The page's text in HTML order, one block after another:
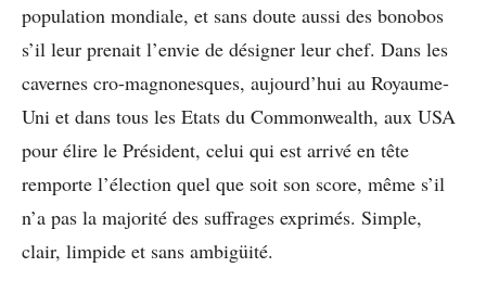
population mondiale, et sans doute aussi des bonobos
s’il leur prenait l’envie de désigner leur chef. Dans les
cavernes cro-magnonesques, aujourd’hui au Royaume-
Uni et dans tous les Etats du Commonwealth, aux USA
pour élire le Président, celui qui est arrivé en tête
remporte l’élection quel que soit son score, même s’il
n’a pas la majorité des suffrages exprimés. Simple,
clair, limpide et sans ambigüité.